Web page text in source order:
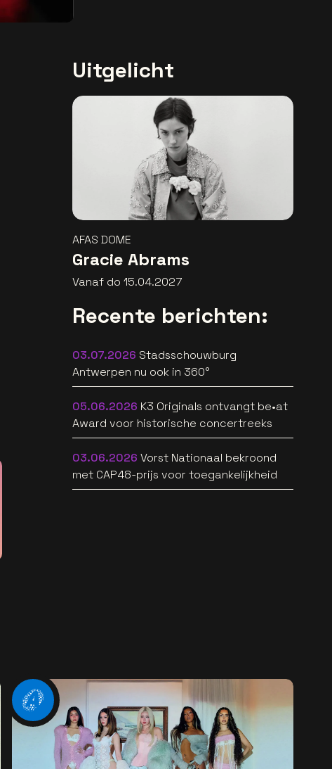
Uitgelicht
AFAS DOME
Gracie Abrams
Vanaf do 15.04.2027
Recente berichten:
03.07.2026 Stadsschouwburg
Antwerpen nu ook in 360°
05.06.2026 K3 Originals ontvangt be•at
Award voor historische concertreeks
03.06.2026 Vorst Nationaal bekroond
met CAP48-prijs voor toegankelijkheid